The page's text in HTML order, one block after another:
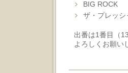
BIG ROCK
ザ・プレッシ
出番は1番目（
よろしくお願い